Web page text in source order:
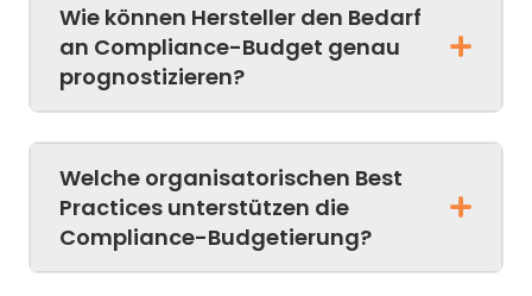
Wie können Hersteller den Bedarf
an Compliance-Budget genau
prognostizieren?
Welche organisatorischen Best
Practices unterstützen die
Compliance-Budgetierung?